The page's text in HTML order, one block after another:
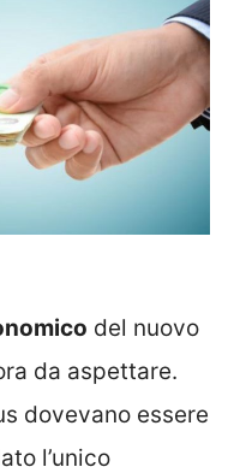
del nuovo
da aspettare.
dovevano essere
l’unico